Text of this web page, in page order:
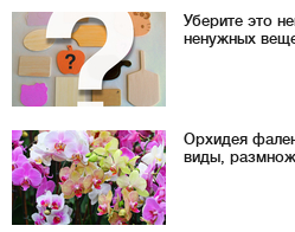
Уберите это
ненужных
Орхидея
виды,